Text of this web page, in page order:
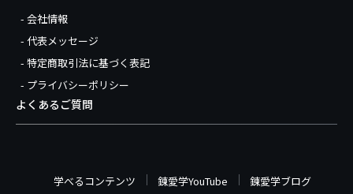
会社情報
代表メッセージ
特定商取引法に基づく表記
プライバシーポリシー
よくあるご質問
学べるコンテンツ 錬愛学YouTube 錬愛学ブログ